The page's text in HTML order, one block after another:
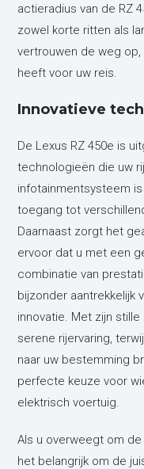
actieradius van de RZ
zowel korte ritten als
vertrouwen de weg
heeft voor uw reis.
Innovatieve
De Lexus RZ 450e is
technologieën die uw
infotainmentsysteem
toegang tot
Daarnaast zorgt het
ervoor dat u met een
combinatie van
bijzonder aantrekkelijk
innovatie. Met zijn
serene rijervaring,
naar uw bestemming
perfecte keuze voor
elektrisch voertuig.
Als u overweegt om
het belangrijk om de